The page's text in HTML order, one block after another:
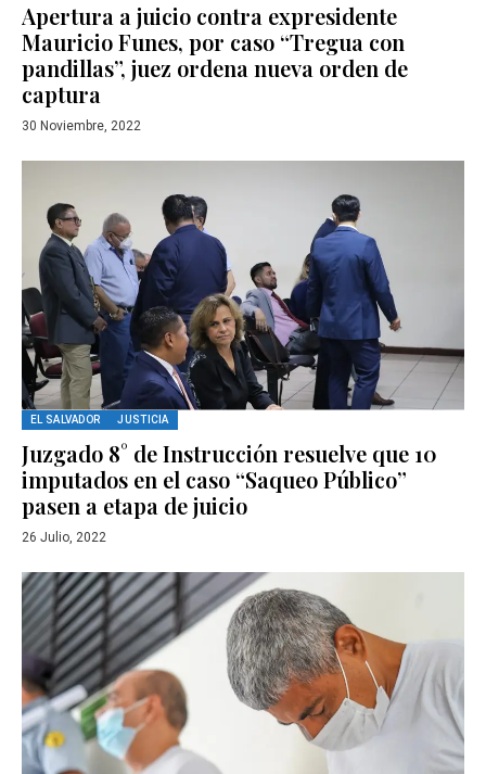
Apertura a juicio contra expresidente
Mauricio Funes, por caso “Tregua con
pandillas”, juez ordena nueva orden de
captura
30 Noviembre, 2022
EL SALVADOR JUSTICIA
Juzgado 8° de Instrucción resuelve que 10
imputados en el caso “Saqueo Público”
pasen a etapa de juicio
26 Julio, 2022